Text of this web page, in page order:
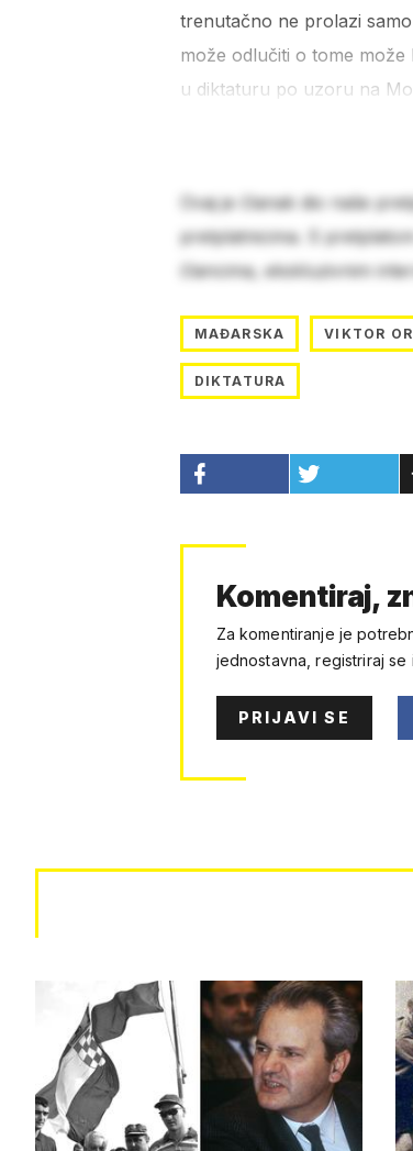
trenutačno ne prolazi
može odlučiti o tome
u diktaturu po uzoru na
Ovaj je članak dio naše
pretplatnicima. S
člancima, ekskluzivnim
MAĐARSKA VIKTOR
DIKTATURA
Komentiraj,
Za komentiranje je
jednostavna, registriraj se
PRIJAVI SE